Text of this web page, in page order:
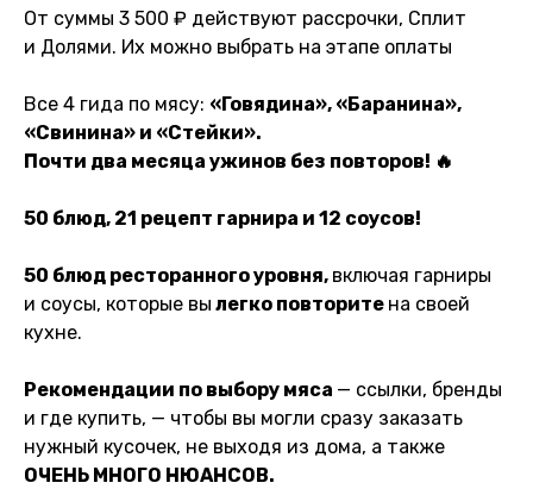
От суммы 3 500 ₽ действуют рассрочки, Сплит
и Долями. Их можно выбрать на этапе оплаты
Все 4 гида по мясу: «Говядина», «Баранина»,
«Свинина» и «Стейки».
Почти два месяца ужинов без повторов! 🔥
50 блюд, 21 рецепт гарнира и 12 соусов!
50 блюд ресторанного уровня, включая гарниры
и соусы, которые вы легко повторите на своей
кухне.
Рекомендации по выбору мяса — ссылки, бренды
и где купить, — чтобы вы могли сразу заказать
нужный кусочек, не выходя из дома, а также
ОЧЕНЬ МНОГО НЮАНСОВ.